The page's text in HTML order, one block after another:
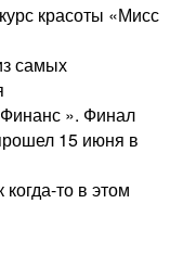
красоты «Мисс
самых
». Финал
15 июня в
то в этом